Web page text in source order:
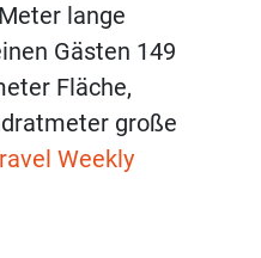
lange
Gästen 149
Fläche,
große
Weekly